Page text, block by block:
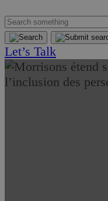
Let’s Talk